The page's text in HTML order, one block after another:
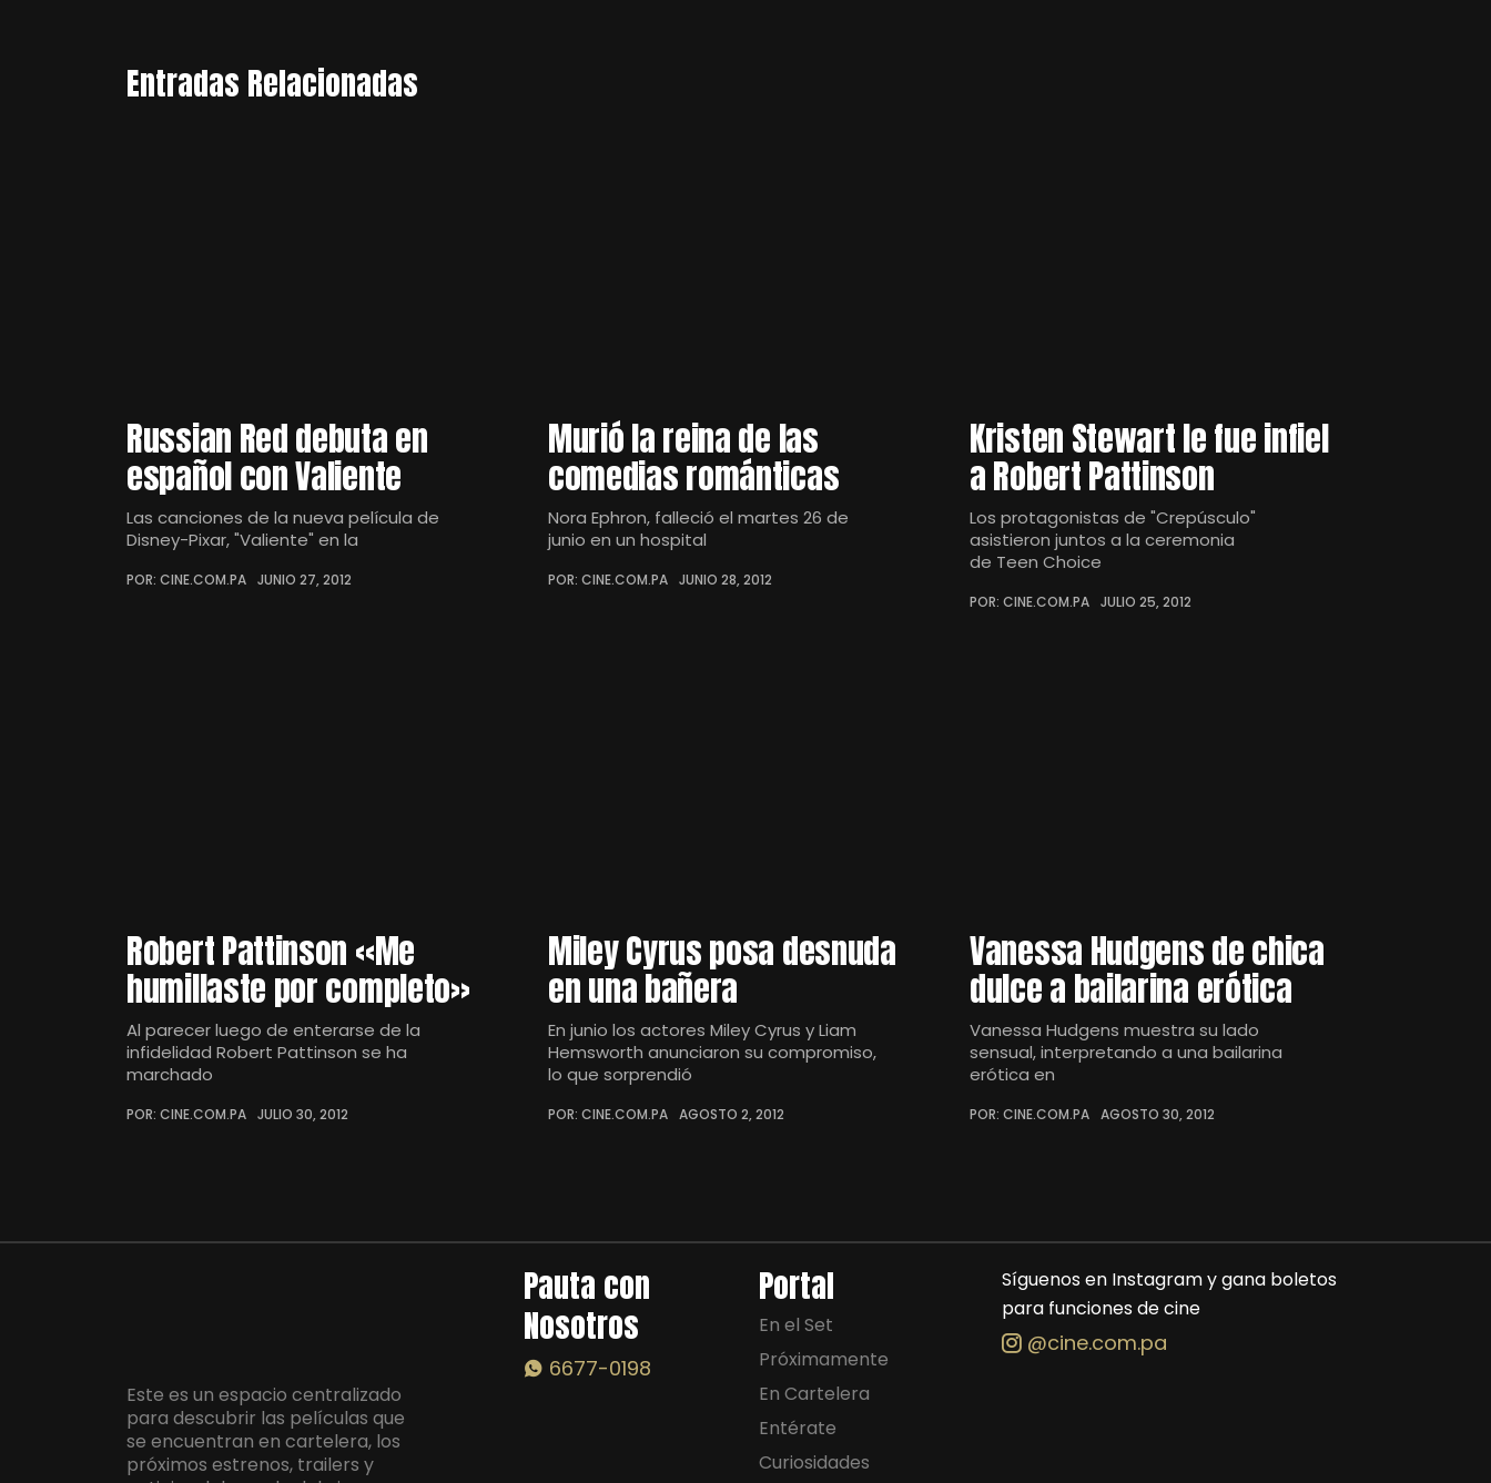
Entradas Relacionadas
Russian Red debuta en
español con Valiente
Las canciones de la nueva película de
Disney-Pixar, "Valiente" en la
POR: CINE.COM.PA JUNIO 27, 2012
Murió la reina de las
comedias románticas
Nora Ephron, falleció el martes 26 de
junio en un hospital
POR: CINE.COM.PA JUNIO 28, 2012
Kristen Stewart le fue infiel
a Robert Pattinson
Los protagonistas de "Crepúsculo"
asistieron juntos a la ceremonia
de Teen Choice
POR: CINE.COM.PA JULIO 25, 2012
Robert Pattinson «Me
humillaste por completo»
Al parecer luego de enterarse de la
infidelidad Robert Pattinson se ha
marchado
POR: CINE.COM.PA JULIO 30, 2012
Miley Cyrus posa desnuda
en una bañera
En junio los actores Miley Cyrus y Liam
Hemsworth anunciaron su compromiso,
lo que sorprendió
POR: CINE.COM.PA AGOSTO 2, 2012
Vanessa Hudgens de chica
dulce a bailarina erótica
Vanessa Hudgens muestra su lado
sensual, interpretando a una bailarina
erótica en
POR: CINE.COM.PA AGOSTO 30, 2012
Este es un espacio centralizado
para descubrir las películas que
se encuentran en cartelera, los
próximos estrenos, trailers y
Pauta con
Nosotros
6677-0198
Portal
En el Set
Próximamente
En Cartelera
Entérate
Curiosidades
Síguenos en Instagram y gana boletos
para funciones de cine
@cine.com.pa